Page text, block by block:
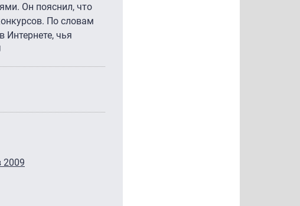
Он пояснил, что
По словам
чья
2009